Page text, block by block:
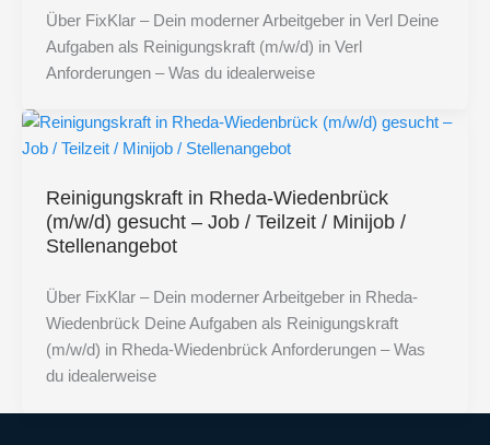
Über FixKlar – Dein moderner Arbeitgeber in Verl Deine
Aufgaben als Reinigungskraft (m/w/d) in Verl
Anforderungen – Was du idealerweise
Reinigungskraft in Rheda-Wiedenbrück
(m/w/d) gesucht – Job / Teilzeit / Minijob /
Stellenangebot
Über FixKlar – Dein moderner Arbeitgeber in Rheda-
Wiedenbrück Deine Aufgaben als Reinigungskraft
(m/w/d) in Rheda-Wiedenbrück Anforderungen – Was
du idealerweise